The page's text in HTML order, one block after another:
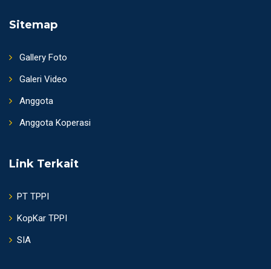
Sitemap
Gallery Foto
Galeri Video
Anggota
Anggota Koperasi
Link Terkait
PT TPPI
KopKar TPPI
SIA